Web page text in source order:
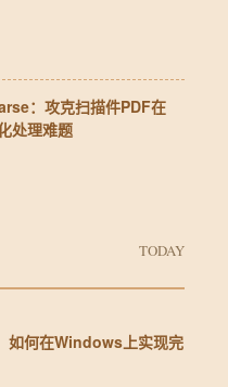
：攻克扫描件PDF在
处理难题
TODAY
如何在Windows上实现完